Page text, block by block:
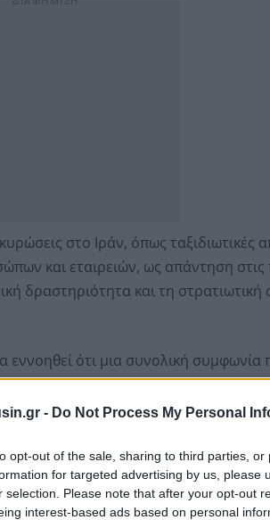
- Do Not Process My Personal
opt-out of the sale, sharing to third parties,
for targeted advertising by us, please
selection. Please note that after your opt-out
interest-based ads based on personal
στο Ιράν, όπως ταξιδιωτικές
και εταιρειών, ως απάντηση στις
δραστηριότητα και τη στρατιωτική
εννοηθεί ότι μια συνολική συμφωνία
του Ιράν και το άνοιγμα των Στενών
Μετά την άτυπη σύνοδο κορυφής
θα μπορούσε σταδιακά να